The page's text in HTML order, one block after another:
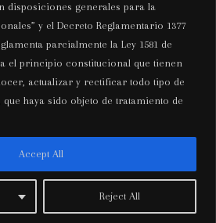
disposiciones generales para la
y el Decreto Reglamentario 1377
parcialmente la Ley 1581 de
el principio constitucional que tienen
actualizar y rectificar todo tipo de
haya sido objeto de tratamiento de
Reject All
Accept All
internetovým
si vybrat a sázet
/ Porwpuser